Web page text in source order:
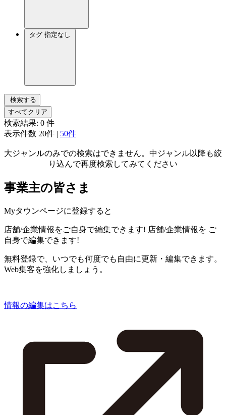
タグ 指定なし
検索する
すべてクリア
検索結果: 0 件
表示件数 20件 | 50件
大ジャンルのみでの検索はできません。中ジャンル以降も絞
り込んで再度検索してみてください
事業主の皆さま
Myタウンページに登録すると
店舗/企業情報をご自身で編集できます! 店舗/企業情報を ご
自身で編集できます!
無料登録で、いつでも何度でも自由に更新・編集できます。
Web集客を強化しましょう。
情報の編集はこちら